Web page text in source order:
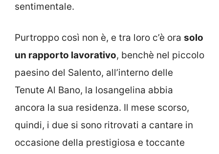
sentimentale.
Purtroppo così non è, e tra loro c’è ora solo
un rapporto lavorativo, benchè nel piccolo
paesino del Salento, all’interno delle
Tenute Al Bano, la losangelina abbia
ancora la sua residenza. Il mese scorso,
quindi, i due si sono ritrovati a cantare in
occasione della prestigiosa e toccante